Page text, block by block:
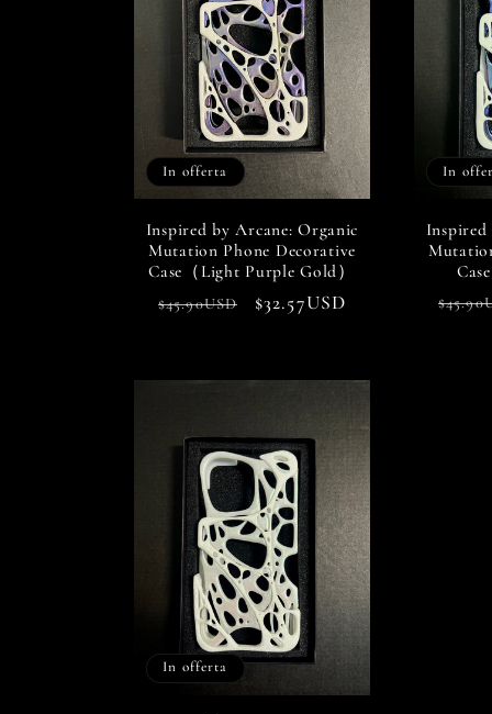
In offerta
Inspired by Arcane: Organic
Mutation Phone Decorative
Case（Light Purple Gold）
Prezzo
$45.90USD
Prezzo
$32.57USD
In
Inspired
In offerta